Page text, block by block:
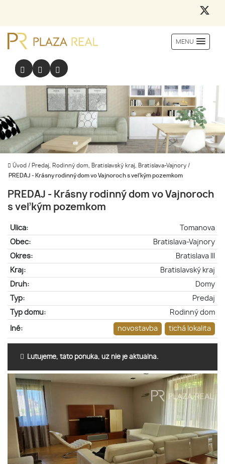
MENU
Úvod / Predaj, Rodinný dom, Bratislavský kraj, Bratislava-Vajnory /
PREDAJ - Krásny rodinný dom vo Vajnoroch s veľkým pozemkom
PREDAJ - Krásny rodinný dom vo Vajnoroch
s veľkým pozemkom
Ulica:
Tomanova
Obec:
Bratislava-Vajnory
Okres:
Bratislava III
Kraj:
Bratislavský kraj
Druh:
Domy
Typ:
Predaj
Typ domu:
Rodinný dom
Iné: novostavba tichá lokalita
Ľutujeme, táto ponuka, už nie je aktuálna.